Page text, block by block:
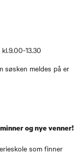
13.30
søsken meldes på er
og nye venner!
som finner